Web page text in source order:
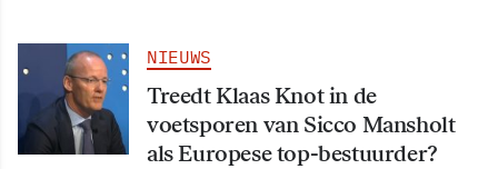
NIEUWS
Treedt Klaas Knot in de
voetsporen van Sicco Mansholt
als Europese top-bestuurder?